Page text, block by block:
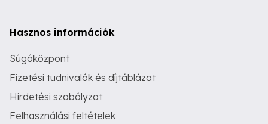
Hasznos információk
Súgóközpont
Fizetési tudnivalók és díjtáblázat
Hirdetési szabályzat
Felhasználási feltételek